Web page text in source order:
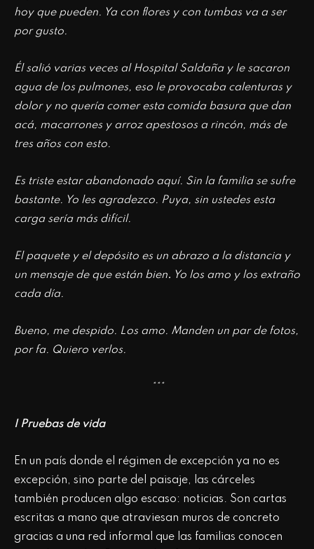
hoy que pueden. Ya con flores y con tumbas va a ser
por gusto.
Él salió varias veces al Hospital Saldaña y le sacaron
agua de los pulmones, eso le provocaba calenturas y
dolor y no quería comer esta comida basura que dan
acá, macarrones y arroz apestosos a rincón, más de
tres años con esto.
Es triste estar abandonado aquí. Sin la familia se sufre
bastante. Yo les agradezco. Puya, sin ustedes esta
carga sería más difícil.
El paquete y el depósito es un abrazo a la distancia y
un mensaje de que están bien. Yo los amo y los extraño
cada día.
Bueno, me despido. Los amo. Manden un par de fotos,
por fa. Quiero verlos.
***
I Pruebas de vida
En un país donde el régimen de excepción ya no es
excepción, sino parte del paisaje, las cárceles
también producen algo escaso: noticias. Son cartas
escritas a mano que atraviesan muros de concreto
gracias a una red informal que las familias conocen